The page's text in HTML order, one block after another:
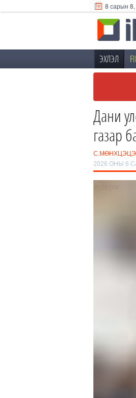
8 сарын
ЭХЛЭЛ
Дани
газар
2026 ОНЫ 6